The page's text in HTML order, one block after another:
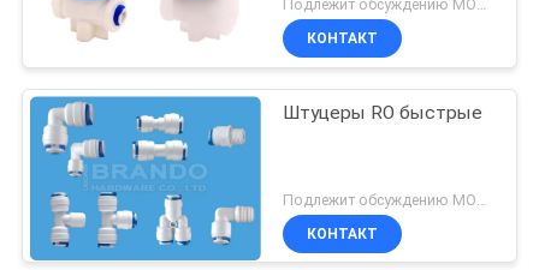
Подлежит обсуждению MOQ:1pcs
КОНТАКТ
Штуцеры RO быстрые
Подлежит обсуждению MOQ:1pcs
КОНТАКТ